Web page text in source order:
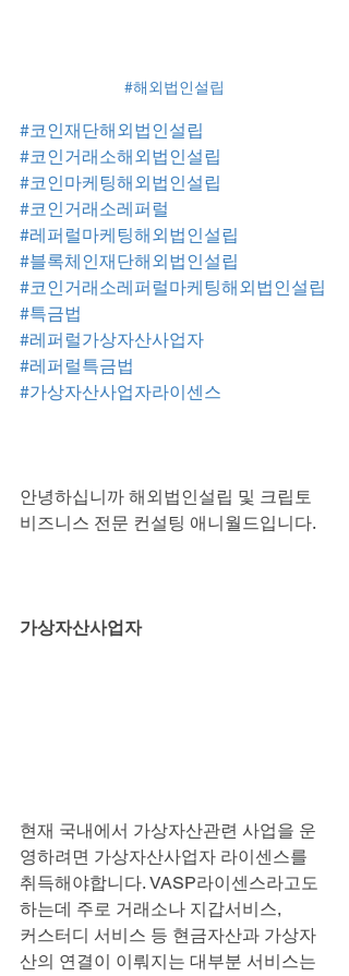
#해외법인설립
#코인재단해외법인설립
#코인거래소해외법인설립
#코인마케팅해외법인설립
#코인거래소레퍼럴
#레퍼럴마케팅해외법인설립
#블록체인재단해외법인설립
#코인거래소레퍼럴마케팅해외법인설립
#특금법
#레퍼럴가상자산사업자
#레퍼럴특금법
#가상자산사업자라이센스
안녕하십니까 해외법인설립 및 크립토
비즈니스 전문 컨설팅 애니월드입니다.
가상자산사업자
현재 국내에서 가상자산관련 사업을 운
영하려면 가상자산사업자 라이센스를
취득해야합니다. VASP라이센스라고도
하는데 주로 거래소나 지갑서비스,
커스터디 서비스 등 현금자산과 가상자
산의 연결이 이뤄지는 대부분 서비스는